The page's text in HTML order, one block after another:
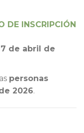
DE INSCRIPCIÓN
de abril de
personas
2026.